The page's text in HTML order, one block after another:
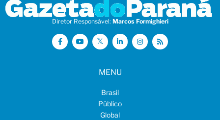
Diretor Responsável: Marcos Formighieri
MENU
Brasil
Público
Global